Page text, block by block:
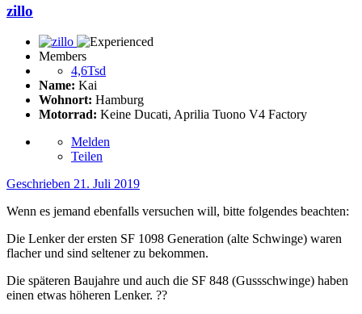
zillo
Members
4,6Tsd
Name: Kai
Wohnort: Hamburg
Motorrad: Keine Ducati, Aprilia Tuono V4 Factory
Melden
Teilen
Geschrieben 21. Juli 2019
Wenn es jemand ebenfalls versuchen will, bitte folgendes beachten:
Die Lenker der ersten SF 1098 Generation (alte Schwinge) waren
flacher und sind seltener zu bekommen.
Die späteren Baujahre und auch die SF 848 (Gussschwinge) haben
einen etwas höheren Lenker. ??